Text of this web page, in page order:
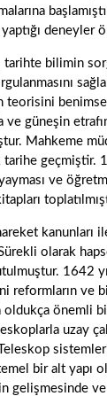
deneyler
tarihte bilimin
teorisini
ve güneşin
Mahkeme
tarihe geçmiştir.
ve
kanunları
Sürekli olarak
1642
reformların ve
oldukça önemli
uzay
Teleskop
bir alt yapı
gelişmesinde